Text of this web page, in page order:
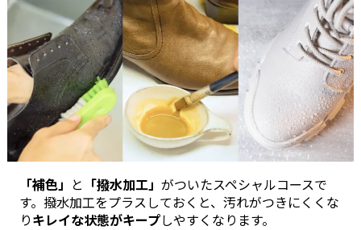
「補色」 と 「撥水加工」 がついたスペシャルコースで
す。撥水加工をプラスしておくと、汚れがつきにくくな
りキレイな状態がキープしやすくなります。